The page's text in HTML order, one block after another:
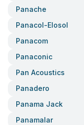
Panache
Panacol-Elosol
Panacom
Panaconic
Pan Acoustics
Panadero
Panama Jack
Panamalar